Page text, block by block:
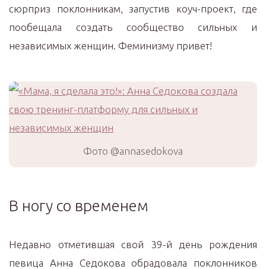
сюрприз поклонникам, запустив коуч-проект, где
пообещала создать сообщество сильных и
независимых женщин. Феминизму привет!
Фото @annasedokova
В ногу со временем
Недавно отметившая свой 39-й день рождения
певица Анна Седокова обрадовала поклонников